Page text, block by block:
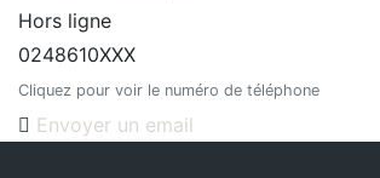
Hors ligne
0248610XXX
Cliquez pour voir le numéro de téléphone
Envoyer un email